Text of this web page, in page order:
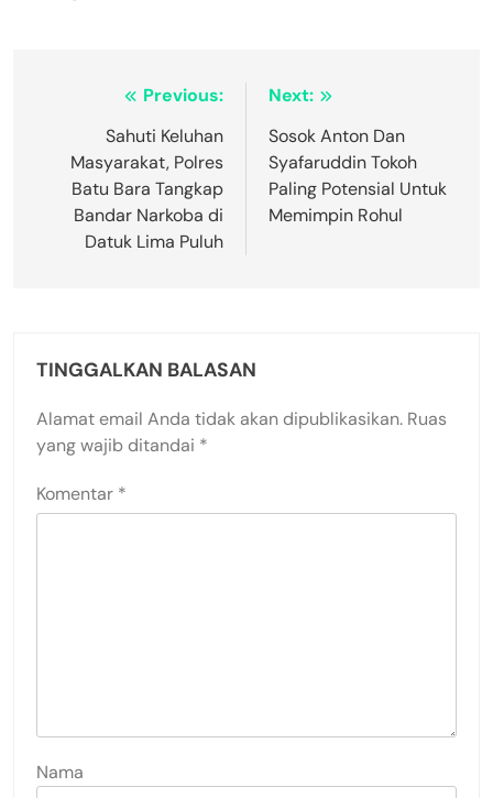
NavigasiPrevious:
Sahuti Keluhan
Masyarakat, Polres
Batu Bara Tangkap
Bandar Narkoba di
Datuk Lima Puluh
Next:
Sosok Anton Dan
Syafaruddin Tokoh
Paling Potensial Untuk
Memimpin Rohul
TINGGALKAN BALASAN
Alamat email Anda tidak akan dipublikasikan. Ruas
yang wajib ditandai *
Komentar *
Nama